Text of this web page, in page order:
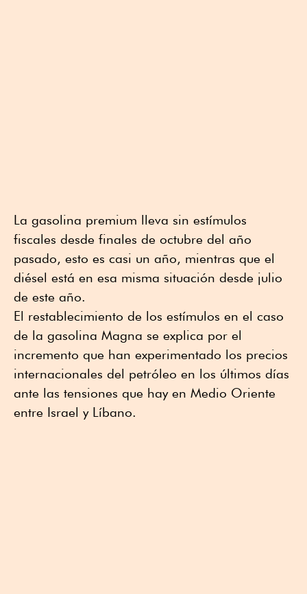
La gasolina premium lleva sin estímulos
fiscales desde finales de octubre del año
pasado, esto es casi un año, mientras que el
diésel está en esa misma situación desde julio
de este año.
El restablecimiento de los estímulos en el caso
de la gasolina Magna se explica por el
incremento que han experimentado los precios
internacionales del petróleo en los últimos días
ante las tensiones que hay en Medio Oriente
entre Israel y Líbano.